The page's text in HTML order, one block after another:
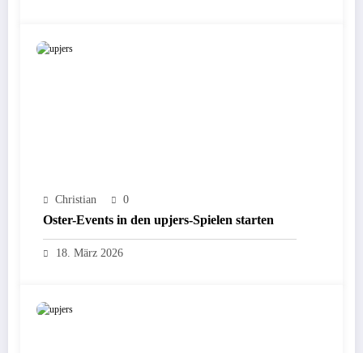
Christian 0
Oster-Events in den upjers-Spielen starten
18. März 2026